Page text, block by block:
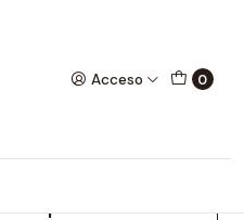
Acceso 0
E-